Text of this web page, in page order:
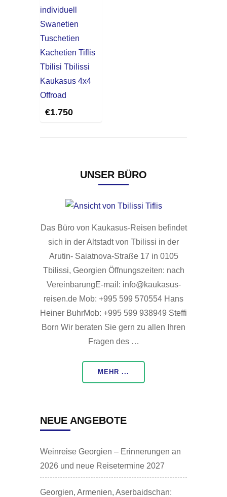
€1.750
UNSER BÜRO
Das Büro von Kaukasus-Reisen befindet
sich in der Altstadt von Tbilissi in der
Arutin- Saiatnova-Straße 17 in 0105
Tbilissi, Georgien Öffnungszeiten: nach
VereinbarungE-mail: info@kaukasus-
reisen.de Mob: +995 599 570554 Hans
Heiner BuhrMob: +995 599 938949 Steffi
Born Wir beraten Sie gern zu allen Ihren
Fragen des …
MEHR ...
NEUE ANGEBOTE
Weinreise Georgien – Erinnerungen an
2026 und neue Reisetermine 2027
Georgien, Armenien, Aserbaidschan: